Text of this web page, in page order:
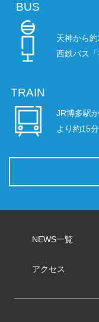
BUS
天神から
西鉄バス「
TRAIN
JR博多駅
より約15分
NEWS一覧
アクセス